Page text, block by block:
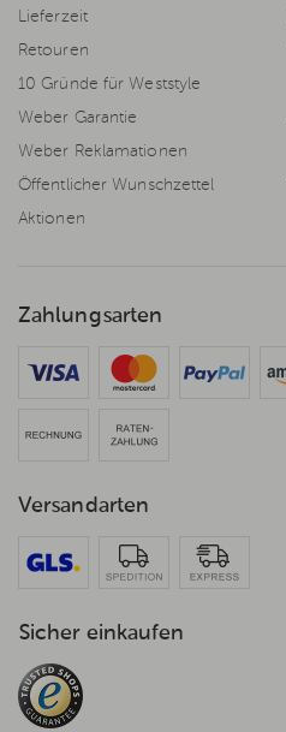
Lieferzeit
Retouren
10 Gründe für Weststyle
Weber Garantie
Weber Reklamationen
Öffentlicher Wunschzettel
Aktionen
Zahlungsarten
Versandarten
Sicher einkaufen